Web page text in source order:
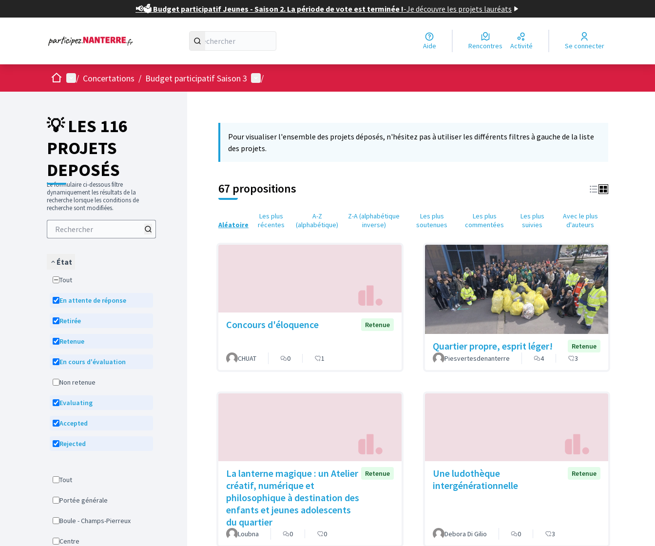
📢🗳️ Budget participatif Jeunes - Saison 2. La période de vote est terminée !-Je découvre les projets lauréats
Aide Rencontres Activité Se connecter
AccueilMenu principal
/ Concertations / Budget participatif Saison 3 Menu utilisateur
/
💡 LES 116
PROJETS
DEPOSÉS
Le formulaire ci-dessous filtre
dynamiquement les résultats de la
recherche lorsque les conditions de
recherche sont modifiées.
État
Tout
En attente de réponse
Retirée
Retenue
En cours d'évaluation
Non retenue
Evaluating
Accepted
Rejected
Tout
Portée générale
Boule - Champs-Pierreux
Centre
Pour visualiser l'ensemble des projets déposés, n'hésitez pas à utiliser les différents filtres à gauche de la liste
des projets.
67 propositions
Aléatoire
Les plus
récentes
A-Z
(alphabétique)
Z-A (alphabétique
inverse)
Les plus
soutenues
Les plus
commentées
Les plus
suivies
Avec le plus
d'auteurs
Concours d'éloquence Retenue
CHUAT 0 1
Quartier propre, esprit léger!
Retenue
Piesvertesdenanterre
4 3
La lanterne magique : un Atelier
créatif, numérique et
philosophique à destination des
enfants et jeunes adolescents
du quartier
Retenue
Loubna 0 0
Une ludothèque
intergénérationnelle
Retenue
Debora Di Gilio 0 3